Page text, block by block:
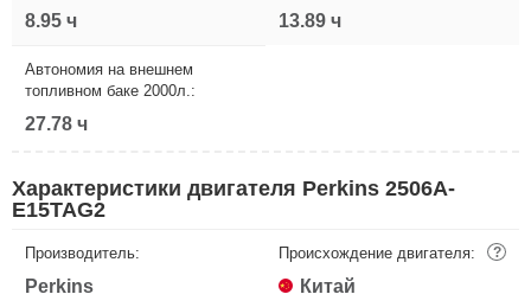
8.95 ч 13.89 ч
Автономия на внешнем
топливном баке 2000л.:
27.78 ч
Характеристики двигателя Perkins 2506A-
E15TAG2
Производитель:
Perkins
Происхождение двигателя: ?
Китай